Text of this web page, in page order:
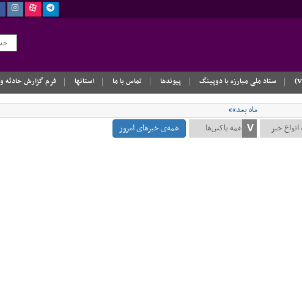
ستاد ملی مبارزه با دوپینگ پیوندها تماس با ما استانها فرم گزارش حادثه
ماه بعد»»
همه‌ی خبرهای امروز